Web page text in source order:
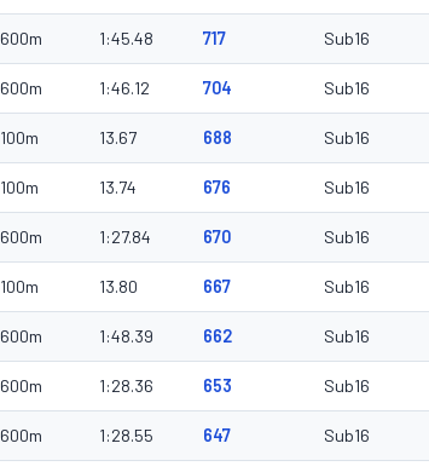
600m 1:45.48 717 Sub16
600m 1:46.12 704 Sub16
100m 13.67 688 Sub16
100m 13.74 676 Sub16
600m 1:27.84 670 Sub16
100m 13.80 667 Sub16
600m 1:48.39 662 Sub16
600m 1:28.36 653 Sub16
600m 1:28.55 647 Sub16